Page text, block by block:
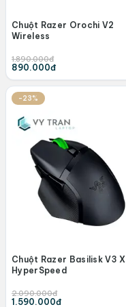
Chuột Razer Orochi V2
Wireless
1.890.000đ
890.000đ
-23%
Chuột Razer Basilisk V3 X
HyperSpeed
2.090.000đ
1.590.000đ